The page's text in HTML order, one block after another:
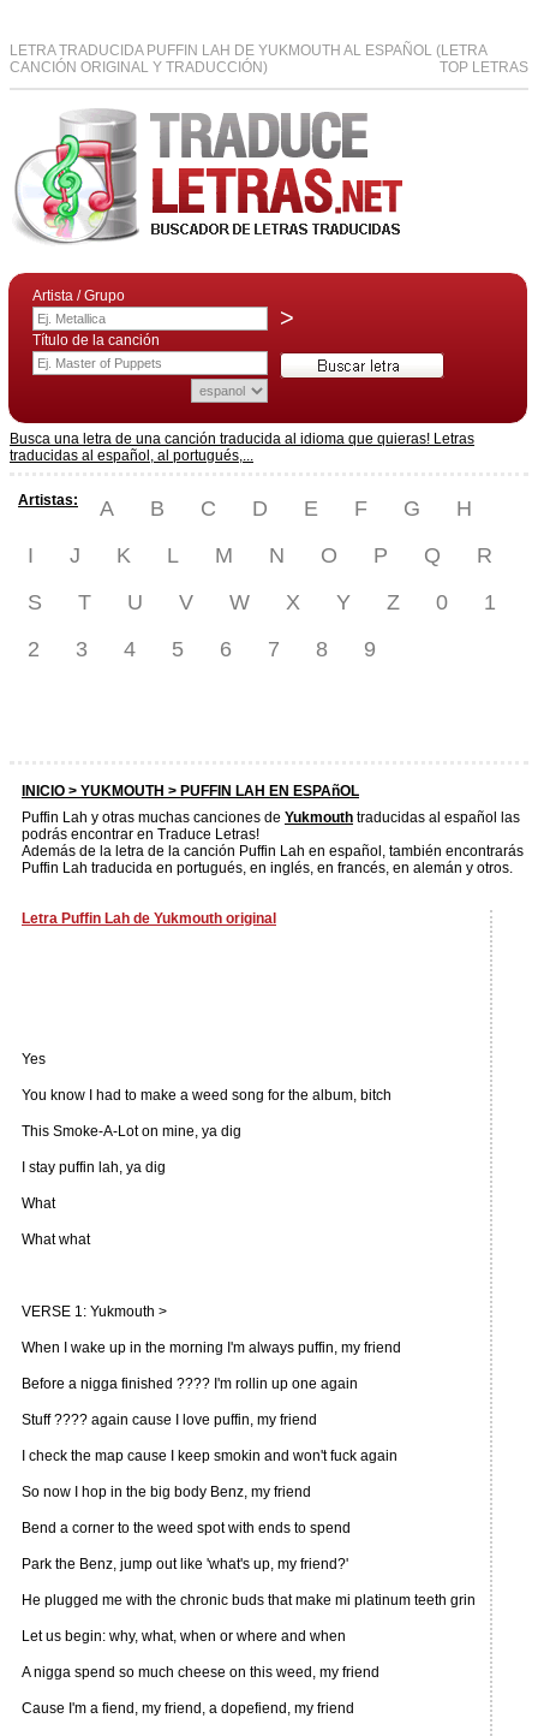
LETRA TRADUCIDA PUFFIN LAH DE YUKMOUTH AL ESPAÑOL (LETRA
CANCIÓN ORIGINAL Y TRADUCCIÓN)
TOP LETRAS
Artista / Grupo
>
Título de la canción
Busca una letra de una canción traducida al idioma que quieras! Letras
traducidas al español, al portugués,...
Artistas: A B C D E F G
H
I
J K L M N O P Q
R
S
T U V W X Y Z 0
1
2
3 4 5 6 7 8 9
INICIO > YUKMOUTH > PUFFIN LAH EN ESPAñOL
Puffin Lah y otras muchas canciones de Yukmouth traducidas al español las
podrás encontrar en Traduce Letras!
Además de la letra de la canción Puffin Lah en español, también encontrarás
Puffin Lah traducida en portugués, en inglés, en francés, en alemán y otros.
Letra Puffin Lah de Yukmouth original
Yes
You know I had to make a weed song for the album, bitch
This Smoke-A-Lot on mine, ya dig
I stay puffin lah, ya dig
What
What what
VERSE 1: Yukmouth >
When I wake up in the morning I'm always puffin, my friend
Before a nigga finished ???? I'm rollin up one again
Stuff ???? again cause I love puffin, my friend
I check the map cause I keep smokin and won't fuck again
So now I hop in the big body Benz, my friend
Bend a corner to the weed spot with ends to spend
Park the Benz, jump out like 'what's up, my friend?'
He plugged me with the chronic buds that make mi platinum teeth grin
Let us begin: why, what, when or where and when
A nigga spend so much cheese on this weed, my friend
Cause I'm a fiend, my friend, a dopefiend, my friend